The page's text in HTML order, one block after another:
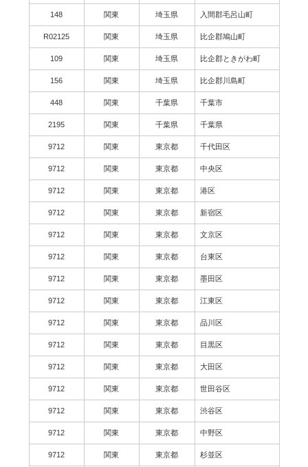
148 関東 埼玉県 入間郡毛呂山町
R02125 関東 埼玉県 比企郡鳩山町
109 関東 埼玉県 比企郡ときがわ町
156 関東 埼玉県 比企郡川島町
448 関東 千葉県 千葉市
2195 関東 千葉県 千葉県
9712 関東 東京都 千代田区
9712 関東 東京都 中央区
9712 関東 東京都 港区
9712 関東 東京都 新宿区
9712 関東 東京都 文京区
9712 関東 東京都 台東区
9712 関東 東京都 墨田区
9712 関東 東京都 江東区
9712 関東 東京都 品川区
9712 関東 東京都 目黒区
9712 関東 東京都 大田区
9712 関東 東京都 世田谷区
9712 関東 東京都 渋谷区
9712 関東 東京都 中野区
9712 関東 東京都 杉並区